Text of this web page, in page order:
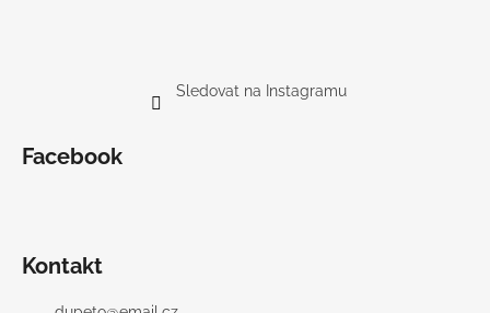
Sledovat na Instagramu
Facebook
Kontakt